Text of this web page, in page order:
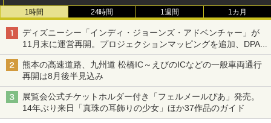
1時間 24時間 1週間 1カ月
ディズニーシー「インディ・ジョーンズ・アドベンチャー」が
11月末に運営再開。プロジェクションマッピングを追加、DPA
は1500円
熊本の高速道路、九州道 松橋IC～えびのICなどの一般車両通行
再開は8月後半見込み
展覧会公式チケットホルダー付き「フェルメールぴあ」発売。
14年ぶり来日「真珠の耳飾りの少女」ほか37作品のガイド